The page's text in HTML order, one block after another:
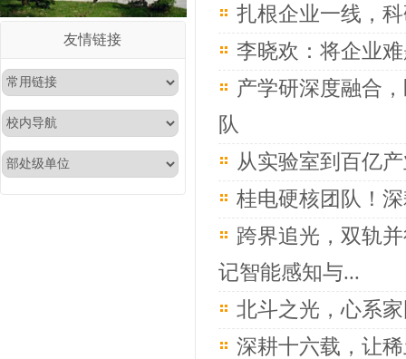
友情链接
扎根企业一线，
李晓欢：将企业
产学研深度融合
队
从实验室到百亿
桂电硬核团队！
跨界追光，双轨
记智能感知与...
北斗之光，心系
深耕十六载，让